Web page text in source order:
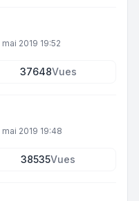
2019 19:52
37648Vues
mai 2019 19:48
38535Vues